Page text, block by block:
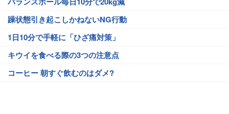
躁状態引き起こしかねないNG行動
1日10分で手軽に「ひざ痛対策」
キウイを食べる際の3つの注意点
コーヒー 朝すぐ飲むのはダメ?